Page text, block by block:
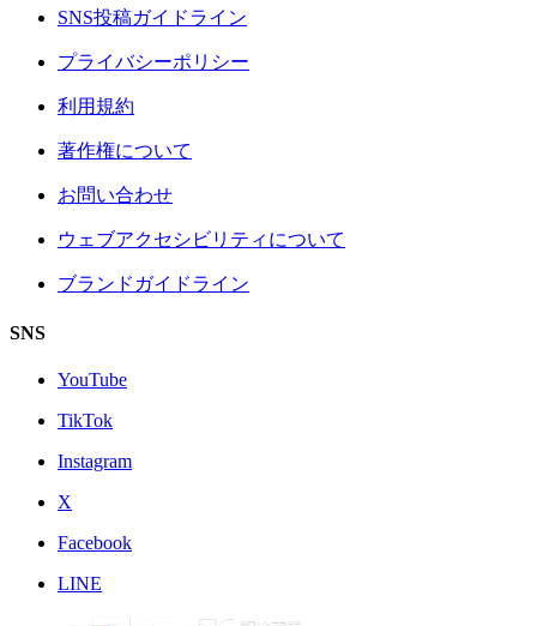
SNS投稿ガイドライン
プライバシーポリシー
利用規約
著作権について
お問い合わせ
ウェブアクセシビリティについて
ブランドガイドライン
SNS
YouTube
TikTok
Instagram
X
Facebook
LINE